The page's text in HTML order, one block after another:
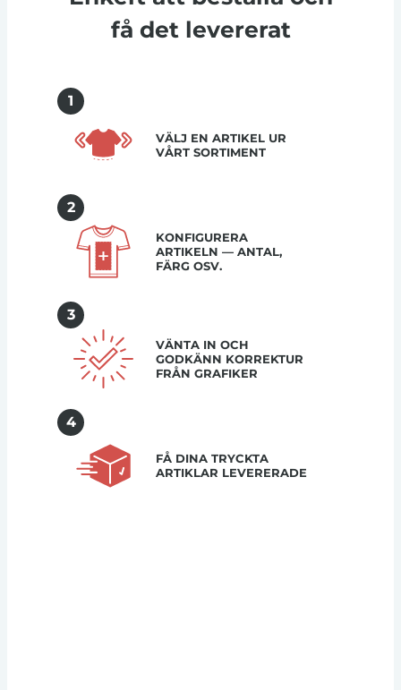
få det levererat
1
VÄLJ EN ARTIKEL UR
VÅRT SORTIMENT
2
KONFIGURERA
ARTIKELN — ANTAL,
FÄRG OSV.
3
VÄNTA IN OCH
GODKÄNN KORREKTUR
FRÅN GRAFIKER
4
FÅ DINA TRYCKTA
ARTIKLAR LEVERERADE